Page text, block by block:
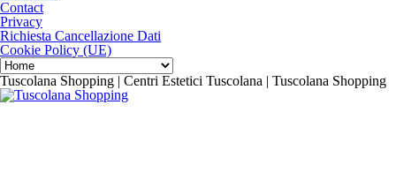
Contact
Privacy
Richiesta Cancellazione Dati
Cookie Policy (UE)
Tuscolana Shopping | Centri Estetici Tuscolana | Tuscolana Shopping